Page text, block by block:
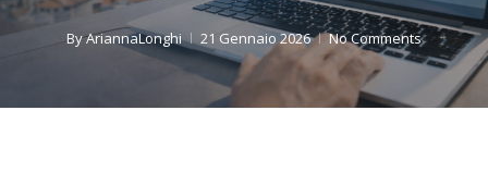
ByAriannaLonghi 21 Gennaio 2026 No Comments